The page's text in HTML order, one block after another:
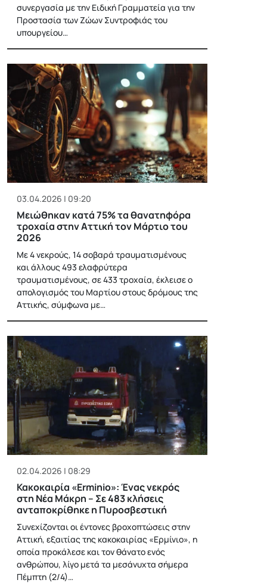
συνεργασία με την Ειδική Γραμματεία για την
Προστασία των Ζώων Συντροφιάς του
υπουργείου…
03.04.2026 | 09:20
Μειώθηκαν κατά 75% τα θανατηφόρα
τροχαία στην Αττική τον Μάρτιο του
2026
Με 4 νεκρούς, 14 σοβαρά τραυματισμένους
και άλλους 493 ελαφρύτερα
τραυματισμένους, σε 433 τροχαία, έκλεισε ο
απολογισμός του Μαρτίου στους δρόμους της
Αττικής, σύμφωνα με…
02.04.2026 | 08:29
Κακοκαιρία «Erminio»: Ένας νεκρός
στη Νέα Μάκρη – Σε 483 κλήσεις
ανταποκρίθηκε η Πυροσβεστική
Συνεχίζονται οι έντονες βροχοπτώσεις στην
Αττική, εξαιτίας της κακοκαιρίας «Ερμίνιο», η
οποία προκάλεσε και τον θάνατο ενός
ανθρώπου, λίγο μετά τα μεσάνυχτα σήμερα
Πέμπτη (2/4)…